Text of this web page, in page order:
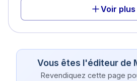
Voir plus
Vous êtes l'éditeur de
Revendiquez cette page